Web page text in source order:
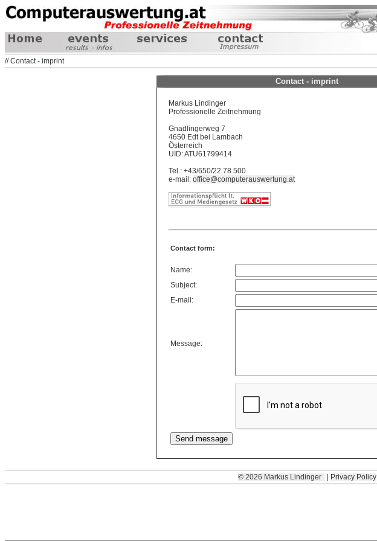
// Contact - imprint
Contact - imprint
Markus Lindinger
Professionelle Zeitnehmung
Gnadlingerweg 7
4650 Edt bei Lambach
Österreich
UID: ATU61799414
Tel.: +43/650/22 78 500
e-mail: office@computerauswertung.at
Contact form:
Name:
Subject:
E-mail:
Message:
© 2026 Markus Lindinger Privacy Policy